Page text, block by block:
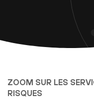
ZOOM SUR LES
RISQUES